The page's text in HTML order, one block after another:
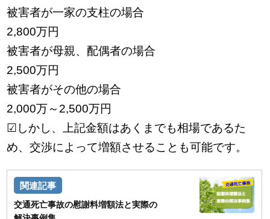
被害者が一家の支柱の場合
2,800万円
被害者が母親、配偶者の場合
2,500万円
被害者がその他の場合
2,000万～2,500万円
☑しかし、上記金額はあくまでも相場であるた
め、交渉によって増額させることも可能です。
交通死亡事故の慰謝料増額法と実際の